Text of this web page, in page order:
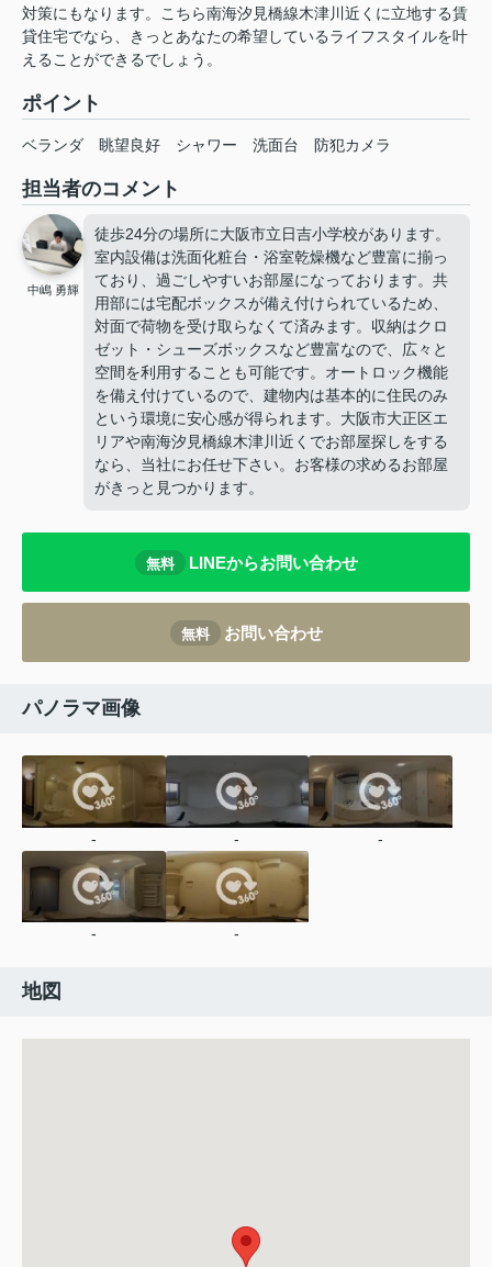
対策にもなります。こちら南海汐見橋線木津川近くに立地する賃
貸住宅でなら、きっとあなたの希望しているライフスタイルを叶
えることができるでしょう。
ポイント
ベランダ 眺望良好 シャワー 洗面台 防犯カメラ
担当者のコメント
中嶋 勇輝
徒歩24分の場所に大阪市立日吉小学校があります。
室内設備は洗面化粧台・浴室乾燥機など豊富に揃っ
ており、過ごしやすいお部屋になっております。共
用部には宅配ボックスが備え付けられているため、
対面で荷物を受け取らなくて済みます。収納はクロ
ゼット・シューズボックスなど豊富なので、広々と
空間を利用することも可能です。オートロック機能
を備え付けているので、建物内は基本的に住民のみ
という環境に安心感が得られます。大阪市大正区エ
リアや南海汐見橋線木津川近くでお部屋探しをする
なら、当社にお任せ下さい。お客様の求めるお部屋
がきっと見つかります。
無料 LINEからお問い合わせ
無料 お問い合わせ
パノラマ画像
- - -
- -
地図